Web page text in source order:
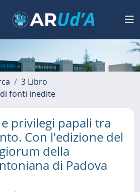
3 Libro
fonti inedite
privilegi papali tra
Con l'edizione del
della
di Padova